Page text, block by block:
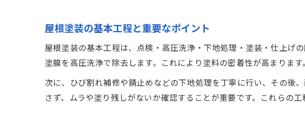
屋根塗装の色
流山市特有の気候
屋根塗装が流
流山市の気候
屋根塗装の基本工程と重要なポイント
屋根塗装の基本工程は、点検・高圧洗浄・下地処理・塗装・仕上げ
塗膜を高圧洗浄で除去します。これにより塗料の密着性が高まります。
次に、ひび割れ補修や錆止めなどの下地処理を丁寧に行い、その後
さず、ムラや塗り残しがないか確認することが重要です。これらの
お
お